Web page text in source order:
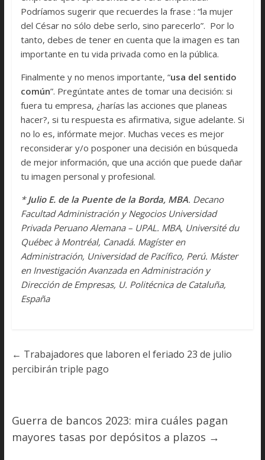
Podríamos sugerir que recuerdes la frase : “la mujer
del César no sólo debe serlo, sino parecerlo”. Por lo
tanto, debes de tener en cuenta que la imagen es tan
importante en tu vida privada como en la pública.
Finalmente y no menos importante, “usa del sentido
común”. Pregúntate antes de tomar una decisión: si
fuera tu empresa, ¿harías las acciones que planeas
hacer?, si tu respuesta es afirmativa, sigue adelante. Si
no lo es, infórmate mejor. Muchas veces es mejor
reconsiderar y/o posponer una decisión en búsqueda
de mejor información, que una acción que puede dañar
tu imagen personal y profesional.
*Julio E. de la Puente de la Borda, MBA. Decano
Facultad Administración y Negocios Universidad
Privada Peruano Alemana – UPAL. MBA, Université du
Québec à Montréal, Canadá. Magíster en
Administración, Universidad de Pacífico, Perú. Máster
en Investigación Avanzada en Administración y
Dirección de Empresas, U. Politécnica de Cataluña,
España
← Trabajadores que laboren el feriado 23 de julio
percibirán triple pago
Guerra de bancos 2023: mira cuáles pagan
mayores tasas por depósitos a plazos →